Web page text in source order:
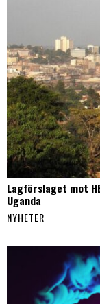
Lagförslaget mot
Uganda
NYHETER